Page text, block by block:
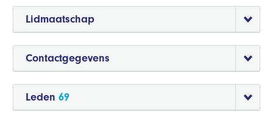
Lidmaatschap
Contactgegevens
Leden 69